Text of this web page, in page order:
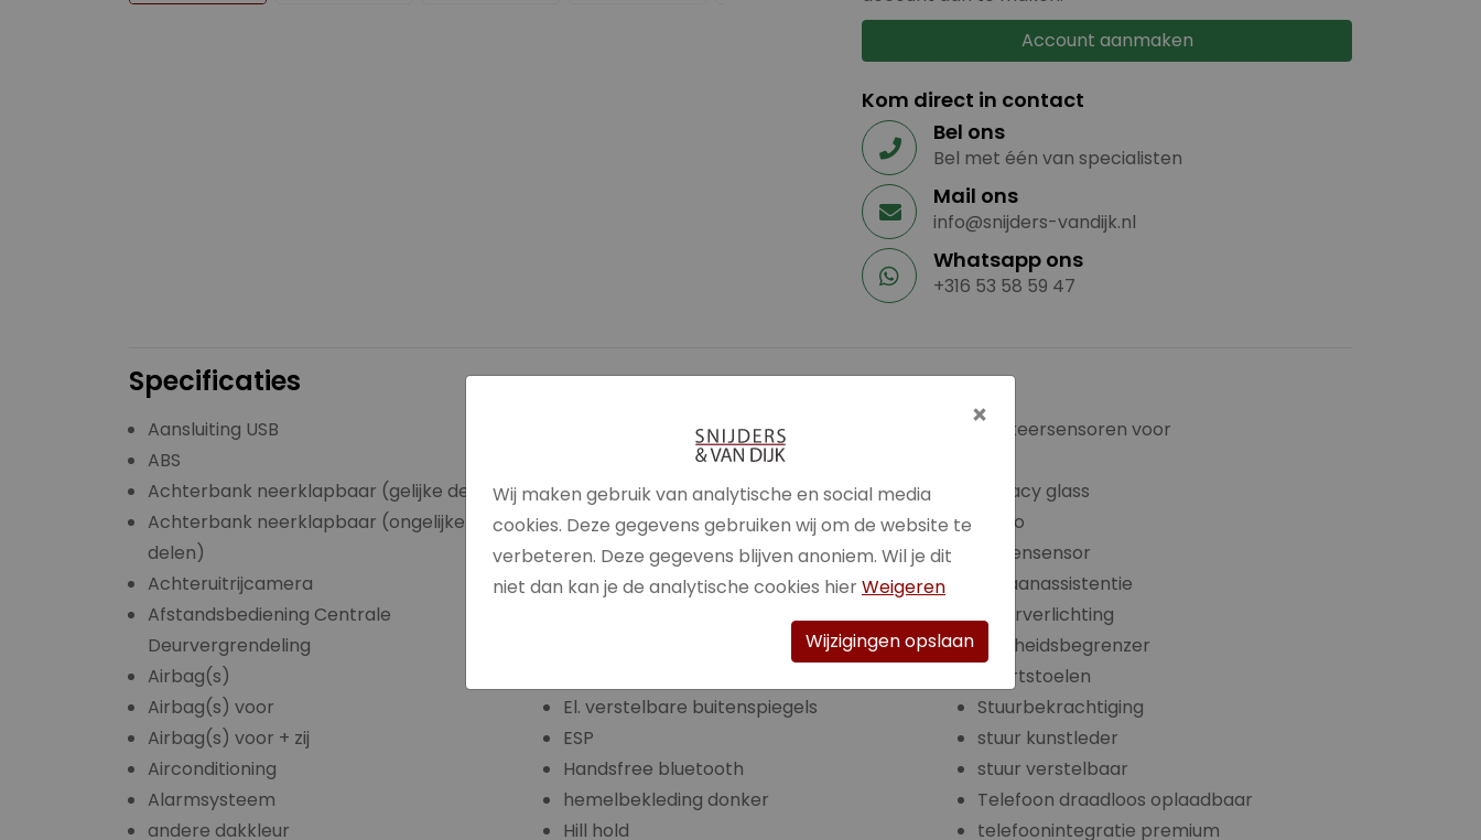
Account aanmaken
Kom direct in contact
Bel ons
Bel met één van specialisten
Mail ons
info@snijders-vandijk.nl
Whatsapp ons
+316 53 58 59 47
Specificaties
Aansluiting USB
ABS
Achterbank neerklapbaar (gelijke delen)
Achterbank neerklapbaar (ongelijke
delen)
Achteruitrijcamera
Afstandsbediening Centrale
Deurvergrendeling
Airbag(s)
Airbag(s) voor
Airbag(s) voor + zij
Airconditioning
Alarmsysteem
andere dakkleur
Climate control (L/R gescheiden)
DAB+
Dode hoek assistentie
ECC
El. bedienbare ramen achter
El. bedienbare ramen voor
El. inklapbare buitenspiegels
El. verstelbare buitenspiegels
ESP
Handsfree bluetooth
hemelbekleding donker
Hill hold
Parkeersensoren voor
Privacy glass
Radio
Regensensor
Rijbaanassistentie
sfeerverlichting
Snelheidsbegrenzer
Sportstoelen
Stuurbekrachtiging
stuur kunstleder
stuur verstelbaar
Telefoon draadloos oplaadbaar
telefoonintegratie premium
×
Wij maken gebruik van analytische en social media
cookies. Deze gegevens gebruiken wij om de website te
verbeteren. Deze gegevens blijven anoniem. Wil je dit
niet dan kan je de analytische cookies hierWeigeren
Wijzigingen opslaan